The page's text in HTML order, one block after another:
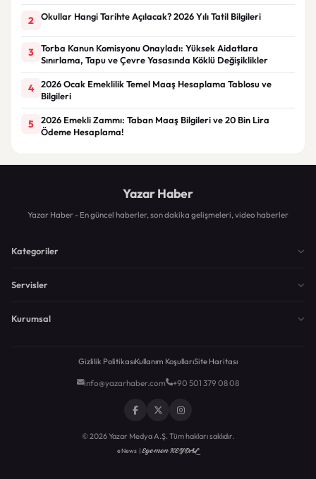
2 Okullar Hangi Tarihte Açılacak? 2026 Yılı Tatil Bilgileri
3
Torba Kanun Komisyonu Onayladı: Yüksek Aidatlara
Sınırlama, Tapu ve Çevre Yasasında Köklü Değişiklikler
4
2026 Ocak Emeklilik Temel Maaş Hesaplama Tablosu ve
Bilgileri
5
2026 Emekli Zammı: Taban Maaş Bilgileri ve 20 Bin Lira
Ödeme Hesaplama!
Yazar Haber
Yazar Haber - En güncel haberler, son dakika gelişmeleri, video haberler
Kategoriler
Servisler
Kurumsal
Gizlilik PolitikasıKullanım KoşullarıSite Haritası
info@yazarhaber.com +90 501 379 08 08
© 2026 Yazar Medya A.Ş. Tüm hakları saklıdır.
eNews |Egemen KEYDAL